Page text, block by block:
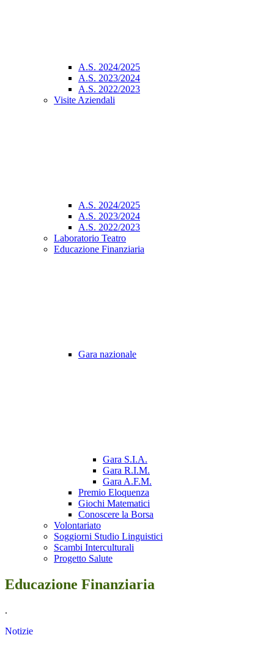
A.S. 2024/2025
A.S. 2023/2024
A.S. 2022/2023
Visite Aziendali
A.S. 2024/2025
A.S. 2023/2024
A.S. 2022/2023
Laboratorio Teatro
Educazione Finanziaria
Gara nazionale
Gara S.I.A.
Gara R.I.M.
Gara A.F.M.
Premio Eloquenza
Giochi Matematici
Conoscere la Borsa
Volontariato
Soggiorni Studio Linguistici
Scambi Interculturali
Progetto Salute
Educazione Finanziaria
.
Notizie